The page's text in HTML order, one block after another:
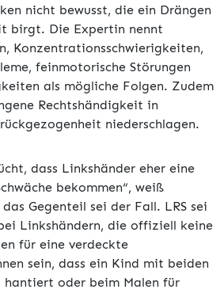
nicht bewusst, die ein Drängen
birgt. Die Expertin nennt
Konzentrationsschwierigkeiten,
feinmotorische Störungen
als mögliche Folgen. Zudem
Rechtshändigkeit in
niederschlagen.
dass Linkshänder eher eine
bekommen“, weiß
Gegenteil sei der Fall. LRS sei
Linkshändern, die offiziell keine
für eine verdeckte
sein, dass ein Kind mit beiden
hantiert oder beim Malen für